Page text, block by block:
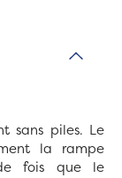
sans piles. Le
la rampe
fois que le